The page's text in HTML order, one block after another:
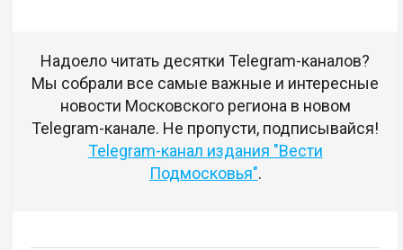
Надоело читать десятки Telegram-каналов?
Мы собрали все самые важные и интересные
новости Московского региона в новом
Telegram-канале. Не пропусти, подписывайся!
Telegram-канал издания "Вести
Подмосковья".